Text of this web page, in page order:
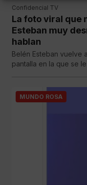
Confidencial TV
La foto viral que
Esteban muy
hablan
Belén Esteban vuelve
pantalla en la que se
MUNDO ROSA